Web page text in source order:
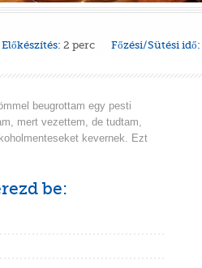
Előkészítés: 2 perc Főzési/Sütési idő:
beugrottam egy pesti
mert vezettem, de tudtam,
kevernek. Ezt
be: